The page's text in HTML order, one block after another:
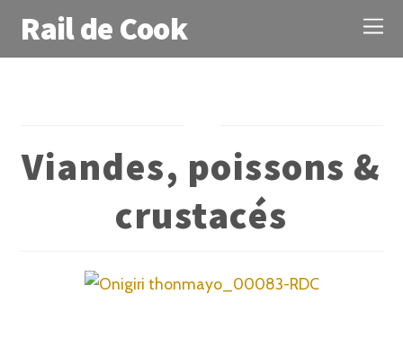
Rail de Cook
Viandes, poissons &
crustacés